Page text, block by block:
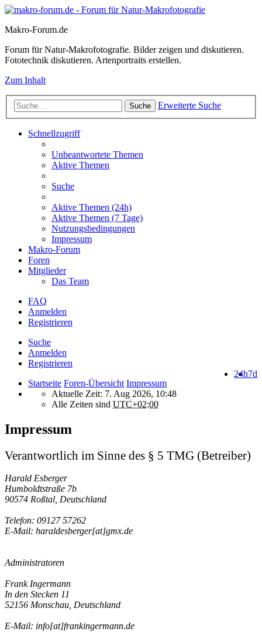
Makro-Forum.de
Forum für Natur-Makrofotografie. Bilder zeigen und diskutieren.
Fototechnik diskutieren. Artenportraits erstellen.
Zum Inhalt
Suche Erweiterte Suche
Schnellzugriff
Unbeantwortete Themen
Aktive Themen
Suche
Aktive Themen (24h)
Aktive Themen (7 Tage)
Nutzungsbedingungen
Impressum
Makro-Forum
Foren
Mitglieder
Das Team
FAQ
Anmelden
Registrieren
Suche
Anmelden
Registrieren
7d
24h
Startseite Foren-Übersicht Impressum
Aktuelle Zeit: 7. Aug 2026, 10:48
Alle Zeiten sind UTC+02:00
Impressum
Verantwortlich im Sinne des § 5 TMG (Betreiber)
Harald Esberger
Humboldtstraße 7b
90574 Roßtal, Deutschland
Telefon: 09127 57262
E-Mail: haraldesberger[at]gmx.de
Administratoren
Frank Ingermann
In den Stecken 11
52156 Monschau, Deutschland
E-Mail: info[at]frankingermann.de